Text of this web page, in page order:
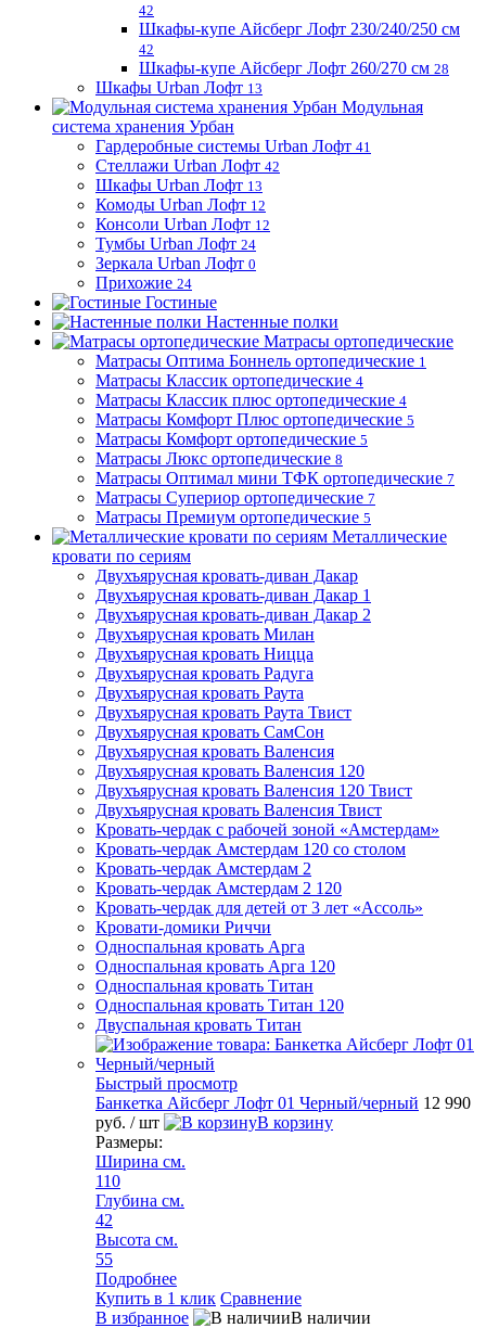
42
Шкафы-купе Айсберг Лофт 230/240/250 см
42
Шкафы-купе Айсберг Лофт 260/270 см 28
Шкафы Urban Лофт 13
Модульная
система хранения Урбан
Гардеробные системы Urban Лофт 41
Стеллажи Urban Лофт 42
Шкафы Urban Лофт 13
Комоды Urban Лофт 12
Консоли Urban Лофт 12
Тумбы Urban Лофт 24
Зеркала Urban Лофт 0
Прихожие 24
Гостиные
Настенные полки
Матрасы ортопедические
Матрасы Оптима Боннель ортопедические 1
Матрасы Классик ортопедические 4
Матрасы Классик плюс ортопедические 4
Матрасы Комфорт Плюс ортопедические 5
Матрасы Комфорт ортопедические 5
Матрасы Люкс ортопедические 8
Матрасы Оптимал мини ТФК ортопедические 7
Матрасы Супериор ортопедические 7
Матрасы Премиум ортопедические 5
Металлические
кровати по сериям
Двухъярусная кровать-диван Дакар
Двухъярусная кровать-диван Дакар 1
Двухъярусная кровать-диван Дакар 2
Двухъярусная кровать Милан
Двухъярусная кровать Ницца
Двухъярусная кровать Радуга
Двухъярусная кровать Раута
Двухъярусная кровать Раута Твист
Двухъярусная кровать СамСон
Двухъярусная кровать Валенсия
Двухъярусная кровать Валенсия 120
Двухъярусная кровать Валенсия 120 Твист
Двухъярусная кровать Валенсия Твист
Кровать-чердак с рабочей зоной «Амстердам»
Кровать-чердак Амстердам 120 со столом
Кровать-чердак Амстердам 2
Кровать-чердак Амстердам 2 120
Кровать-чердак для детей от 3 лет «Ассоль»
Кровати-домики Риччи
Односпальная кровать Арга
Односпальная кровать Арга 120
Односпальная кровать Титан
Односпальная кровать Титан 120
Двуспальная кровать Титан
Быстрый просмотр
Банкетка Айсберг Лофт 01 Черный/черный 12 990
руб. / шт
В корзину
Размеры:
Ширина см.
110
Глубина см.
42
Высота см.
55
Подробнее
Купить в 1 клик Сравнение
В избранное
В наличии